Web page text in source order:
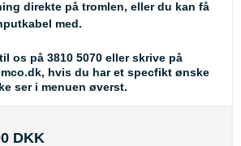
direkte på tromlen, eller du kan få
med.
os på 3810 5070 eller skrive på
hvis du har et specfikt ønske
ser i menuen øverst.
DKK